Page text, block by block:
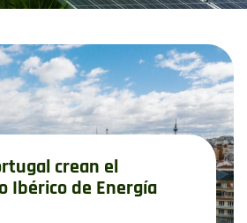
crean el
Ibérico de Energía